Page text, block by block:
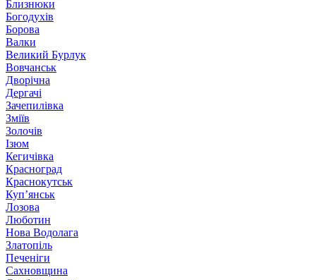
Близнюки
Богодухів
Борова
Валки
Великий Бурлук
Вовчанськ
Дворічна
Дергачі
Зачепилівка
Зміїв
Золочів
Ізюм
Кегичівка
Красноград
Краснокутськ
Куп’янськ
Лозова
Люботин
Нова Водолага
Златопіль
Печеніги
Сахновщина